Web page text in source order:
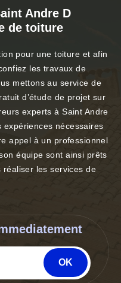
Andre D
de toiture
pour une toiture et afin
les travaux de
mettons au service de
d’étude de projet sur
experts à Saint Andre
expériences nécessaires
appel à un professionnel
équipe sont ainsi prêts
les services de